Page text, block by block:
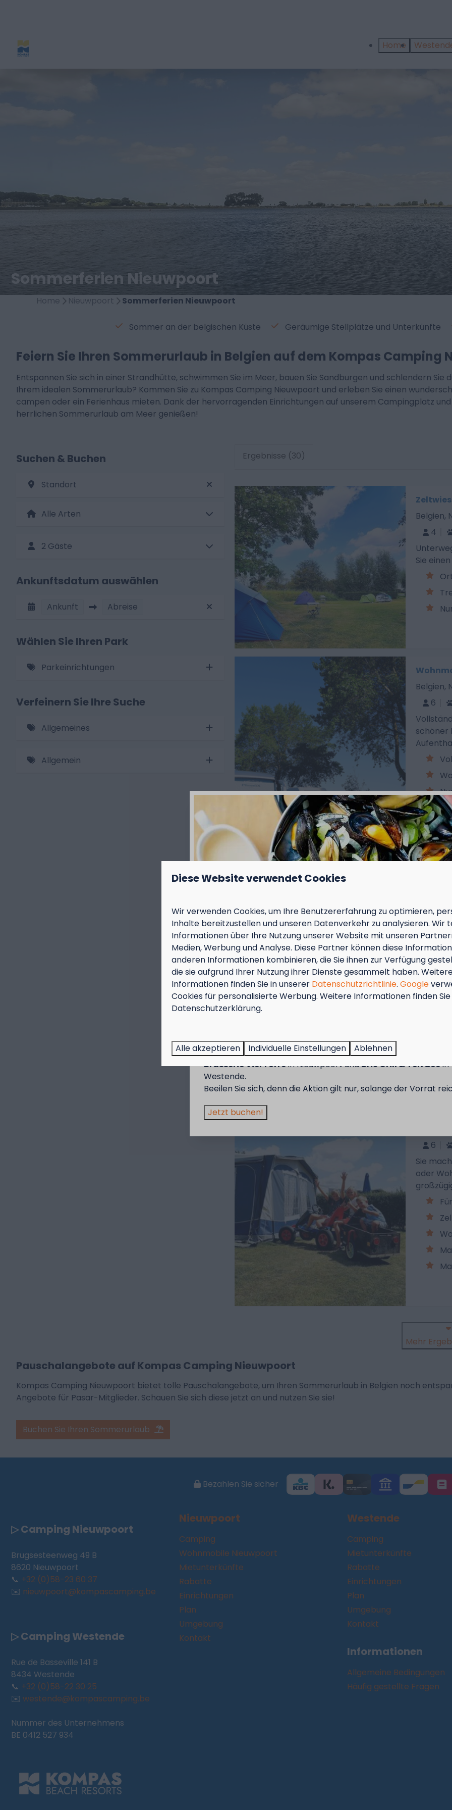
Home
Sommerferien Nieuwpoort
Home Nieuwpoort Sommerferien Nieuwpoort
Sommer an der belgischen Küste Geräumige Stellplätze und Unterkünfte
Feiern Sie Ihren Sommerurlaub in Belgien auf dem Kompas Camping
Entspannen Sie sich in einer Strandhütte, schwimmen Sie im Meer, bauen Sie Sandburgen und schlendern
Ihrem idealen Sommerurlaub? Kommen Sie zu Kompas Camping Nieuwpoort und erleben Sie einen
campen oder ein Ferienhaus mieten. Dank der hervorragenden Einrichtungen auf unserem Campingplatz
herrlichen Sommerurlaub am Meer genießen!
Suchen & Buchen
Standort
2 Gäste
Ankunftsdatum auswählen
Ankunft Abreise
Wählen Sie Ihren Park
Parkeinrichtungen
Verfeinern Sie Ihre Suche
Allgemeines
Für Rollstuhlfahrer angepasst (1)
Allgemein
Ergebnisse (30)
Belgien,
4
Sie
Belgien,
6
schöner
EMPFOHLEN
6
Sie
können
6
Sie
oder
Mehr
Pauschalangebote auf Kompas Camping Nieuwpoort
Kompas Camping Nieuwpoort bietet tolle Pauschalangebote, um Ihren Sommerurlaub in Belgien noch
Angebote für Pasar-Mitglieder. Schauen Sie sich diese jetzt an und nutzen Sie sie!
Buchen Sie Ihren Sommerurlaub
Bezahlen Sie sicher
▷ Camping Nieuwpoort
Brugsesteenweg 49 B
8620 Nieuwpoort
📞 +32 (0)58-23 60 37
✉️ nieuwpoort@kompascamping.be
▷ Camping Westende
Rue de Basseville 141 B
8434 Westende
📞 +32 (0)58-22 30 25
✉️ westende@kompascamping.be
Nummer des Unternehmens
BE 0412 527 934
Nieuwpoort
Camping
Wohnmobile Nieuwpoort
Mietunterkünfte
Rabatte
Einrichtungen
Plan
Umgebung
Kontakt
Westende
Camping
Mietunterkünfte
Rabatte
Einrichtungen
Plan
Umgebung
Kontakt
Informationen
Allgemeine Bedingungen
Häufig gestellte Fragen
September = Muschelmonat!
Preis für Muscheln für 2 Personen!
Diese Aktion gilt in den Restaurants des Kompas Beach Resorts:
Brasserie VierTorrein Nieuwpoort undBAS Grill & Terracein
Westende.
Beeilen Sie sich, denn die Aktion gilt nur, solange der Vorrat
Jetzt buchen!
Diese Website verwendet Cookies
Wir verwenden Cookies, um Ihre Benutzererfahrung zu optimieren,
Inhalte bereitzustellen und unseren Datenverkehr zu analysieren. Wir
Informationen über Ihre Nutzung unserer Website mit unseren
Medien, Werbung und Analyse. Diese Partner können diese
anderen Informationen kombinieren, die Sie ihnen zur Verfügung
die sie aufgrund Ihrer Nutzung ihrer Dienste gesammelt haben.
Informationen finden Sie in unserer Datenschutzrichtlinie. Google
Cookies für personalisierte Werbung. Weitere Informationen finden
Datenschutzerklärung.
Alle akzeptieren Individuelle Einstellungen Ablehnen